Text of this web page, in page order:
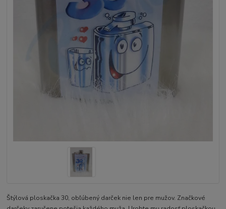
Štýlová ploskačka 30, obľúbený darček nie len pre mužov. Značkové